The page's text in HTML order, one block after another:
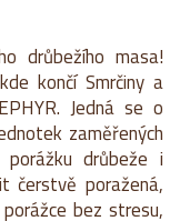
drůbežího masa!
končí Smrčiny a
Jedná se o
zaměřených
drůbeže i
čerstvě poražená,
bez stresu,